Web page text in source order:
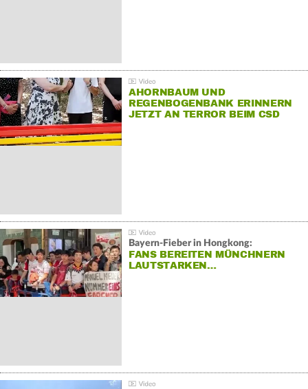
AHORNBAUM UND
REGENBOGENBANK ERINNERN
JETZT AN TERROR BEIM CSD
Bayern-Fieber in Hongkong:
FANS BEREITEN MÜNCHNERN
LAUTSTARKEN…